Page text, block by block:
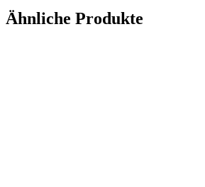
Ähnliche Produkte